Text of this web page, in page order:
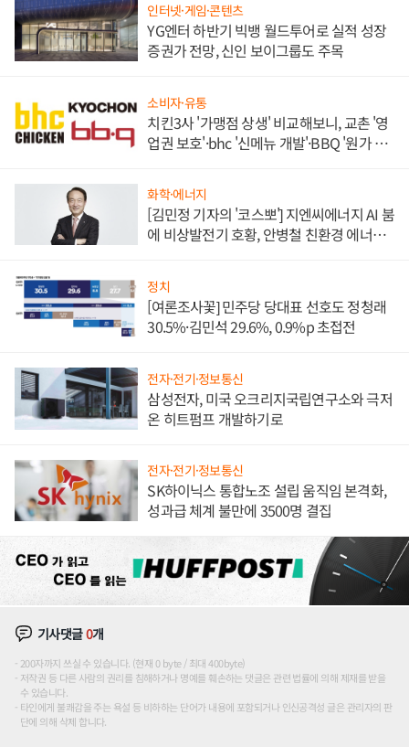
인터넷·게임·콘텐츠
YG엔터 하반기 빅뱅 월드투어로 실적 성장
증권가 전망, 신인 보이그룹도 주목
소비자·유통
치킨3사 '가맹점 상생' 비교해보니, 교촌 '영
업권 보호'·bhc '신메뉴 개발'·BBQ '원가 부
화학·에너지
[김민정 기자의 '코스뽀'] 지엔씨에너지 AI 붐
에 비상발전기 호황, 안병철 친환경 에너지
정치
[여론조사꽃] 민주당 당대표 선호도 정청래
30.5%·김민석 29.6%, 0.9%p 초접전
전자·전기·정보통신
삼성전자, 미국 오크리지국립연구소와 극저
온 히트펌프 개발하기로
전자·전기·정보통신
SK하이닉스 통합노조 설립 움직임 본격화,
성과급 체계 불만에 3500명 결집
기사댓글0개
200자까지 쓰실 수 있습니다. (현재 0 byte / 최대 400byte)
저작권 등 다른 사람의 권리를 침해하거나 명예를 훼손하는 댓글은 관련 법률에 의해 제재를 받을
수 있습니다.
타인에게 불쾌감을 주는 욕설 등 비하하는 단어가 내용에 포함되거나 인신공격성 글은 관리자의 판
단에 의해 삭제 합니다.